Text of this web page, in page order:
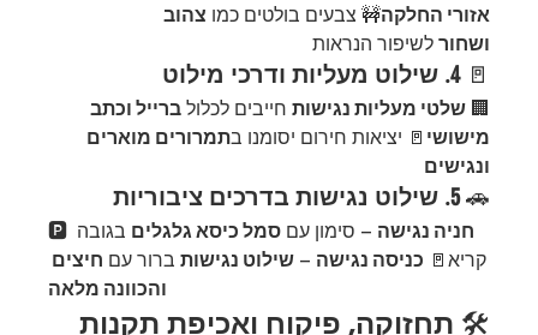
אזורי החלקה🚧 צבעים בולטים כמו צהוב
ושחור לשיפור הנראות
🚪 4. שילוט מעליות ודרכי מילוט
🏢 שלטי מעליות נגישות חייבים לכלול ברייל וכתב
מישושי 🚪 יציאות חירום יסומנו בתמרורים מוארים
ונגישים
🚗 5. שילוט נגישות בדרכים ציבוריות
🅿️ חניה נגישה – סימון עם סמל כיסא גלגלים בגובה
קריא🚪 כניסה נגישה – שילוט נגישות ברור עם חיצים
והכוונה מלאה
🛠️ תחזוקה, פיקוח ואכיפת תקנות